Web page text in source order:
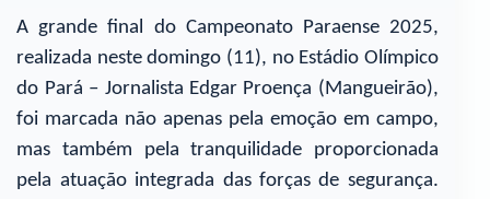
A grande final do Campeonato Paraense 2025,
realizada neste domingo (11), no Estádio Olímpico
do Pará – Jornalista Edgar Proença (Mangueirão),
foi marcada não apenas pela emoção em campo,
mas também pela tranquilidade proporcionada
pela atuação integrada das forças de segurança.